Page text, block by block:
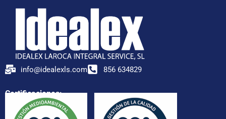
info@idealexls.com 856 634829
Certificaciones: